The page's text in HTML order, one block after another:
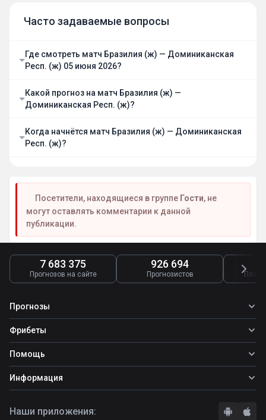
Часто задаваемые вопросы
Где смотреть матч Бразилия (ж) — Доминиканская
Респ. (ж) 05 июня 2026?
Какой прогноз на матч Бразилия (ж) —
Доминиканская Респ. (ж)?
Когда начнётся матч Бразилия (ж) — Доминиканская
Респ. (ж)?
Посетители, находящиеся в группе Гости, не
могут оставлять комментарии к данной
публикации.
7 683 375
Прогнозов на сайте
926 694
Прогнозистов
Прогнозы
Все прогнозы
Топ ставок
Прогнозы на футбол
Фрибеты
Фрибеты
Помощь
Школа ставок
Вопросы и ответы
Информация
Правила
Наши приложения: